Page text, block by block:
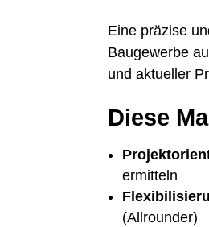
Eine präzise
Baugewerbe
und aktueller
Diese
ermitteln
(Allrounder)